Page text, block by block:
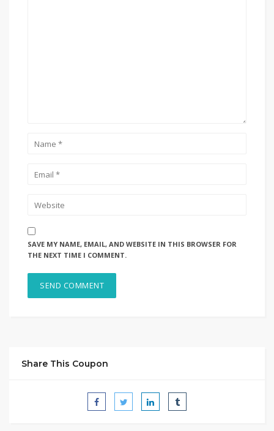
SAVE MY NAME, EMAIL, AND WEBSITE IN THIS BROWSER FOR
THE NEXT TIME I COMMENT.
Share This Coupon